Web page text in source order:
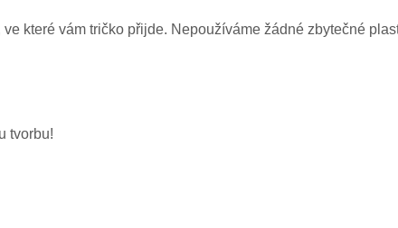
které vám tričko přijde. Nepoužíváme žádné zbytečné
tvorbu!